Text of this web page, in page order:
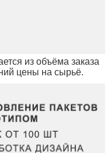
из объёма заказа
цены на сырьё.